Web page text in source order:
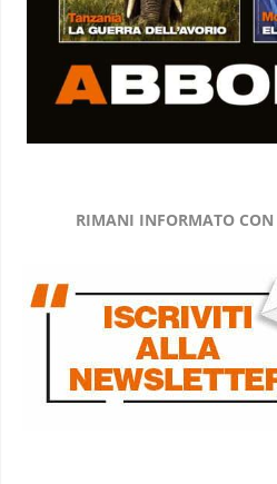
RIMANI INFORMATO